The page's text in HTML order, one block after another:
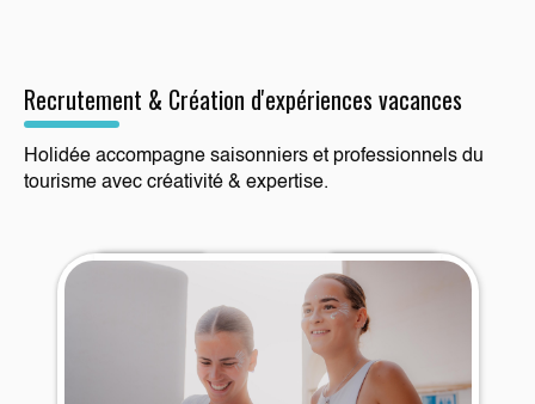
Recrutement & Création d'expériences vacances
Holidée accompagne saisonniers et professionnels du
tourisme avec créativité & expertise.